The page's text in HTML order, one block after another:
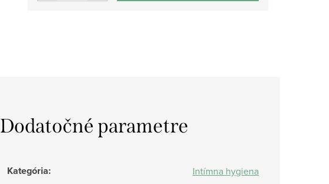
Dodatočné parametre
Kategória: Intímna hygiena